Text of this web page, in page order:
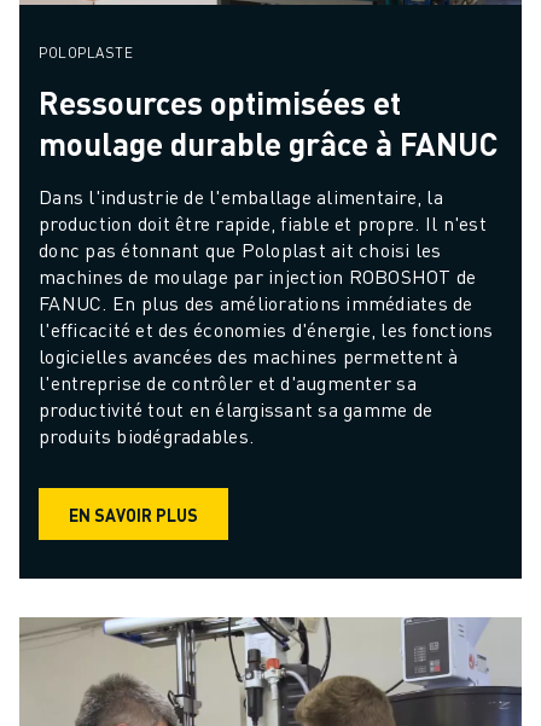
POLOPLASTE
Ressources optimisées et
moulage durable grâce à FANUC
Dans l'industrie de l'emballage alimentaire, la
production doit être rapide, fiable et propre. Il n'est
donc pas étonnant que Poloplast ait choisi les
machines de moulage par injection ROBOSHOT de
FANUC. En plus des améliorations immédiates de
l'efficacité et des économies d'énergie, les fonctions
logicielles avancées des machines permettent à
l'entreprise de contrôler et d'augmenter sa
productivité tout en élargissant sa gamme de
produits biodégradables.
EN SAVOIR PLUS